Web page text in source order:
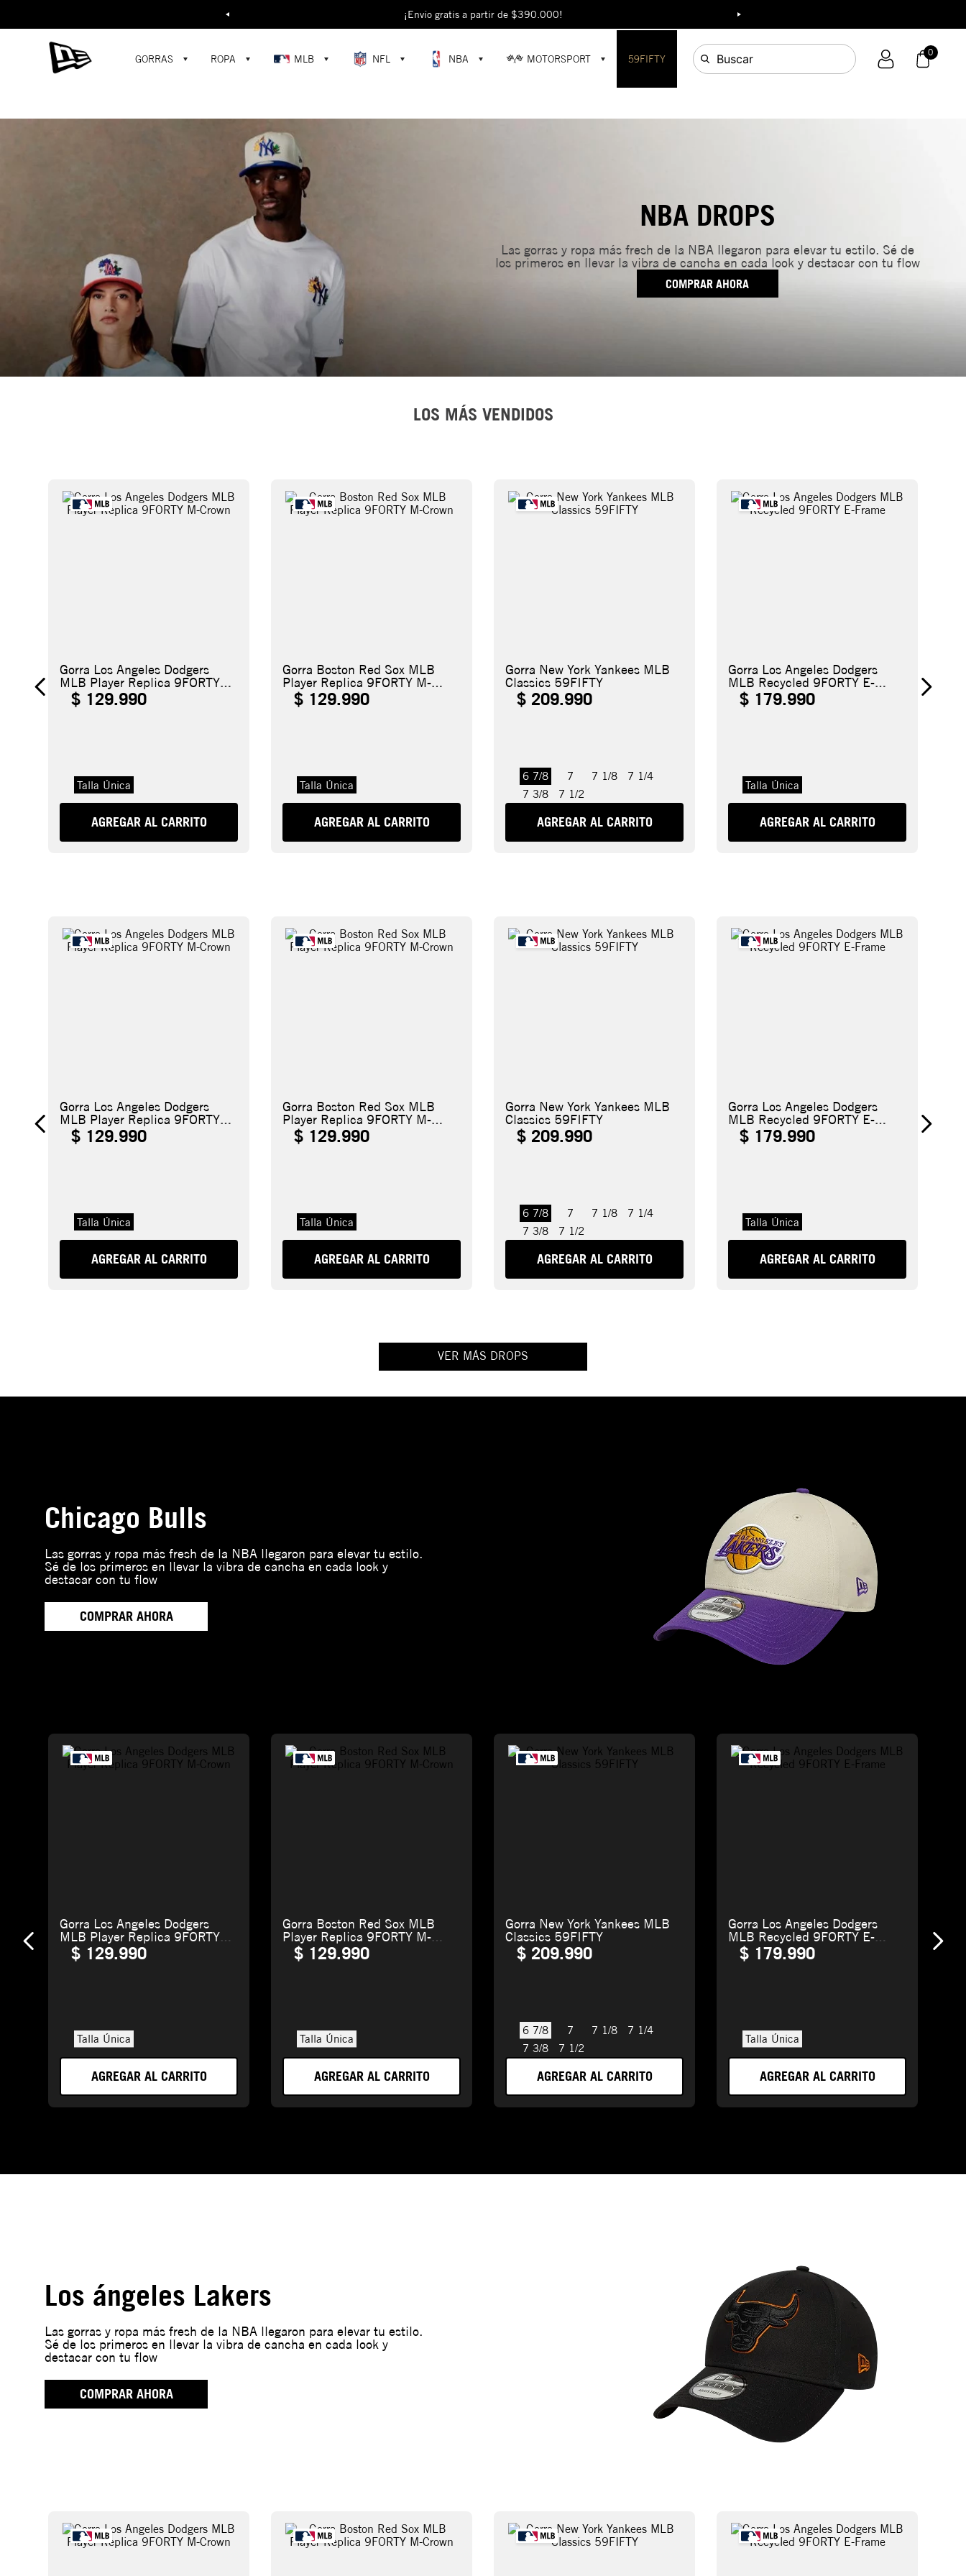
Buscar... ¡Envío gratis a partir de $390.000!
GORRAS ROPA MLB NFL NBA MOTORSPORT 59FIFTY Buscar 0
NBA DROPS
Las gorras y ropa más fresh de la NBA llegaron para elevar tu estilo. Sé de
los primeros en llevar la vibra de cancha en cada look y destacar con tu flow
COMPRAR AHORA
LOS MÁS VENDIDOS
Gorra Los Angeles Dodgers
MLB Player Replica 9FORTY
M-Crown
$ 129.990
Talla Única
AGREGAR AL CARRITO
Gorra Boston Red Sox MLB
Player Replica 9FORTY M-
Crown
$ 129.990
Talla Única
AGREGAR AL CARRITO
Gorra New York Yankees MLB
Classics 59FIFTY
$ 209.990
6 7/8
7 3/8
7
7 1/2
7 1/4
7 1/8
AGREGAR AL CARRITO
Gorra Los Angeles Dodgers
MLB Recycled 9FORTY E-
Frame
$ 179.990
Talla Única
AGREGAR AL CARRITO
Gorra Los Angeles Dodgers
MLB Player Replica 9FORTY
M-Crown
$ 129.990
Talla Única
AGREGAR AL CARRITO
Gorra Boston Red Sox MLB
Player Replica 9FORTY M-
Crown
$ 129.990
Talla Única
AGREGAR AL CARRITO
Gorra New York Yankees MLB
Classics 59FIFTY
$ 209.990
6 7/8
7 3/8
7
7 1/2
7 1/4
7 1/8
AGREGAR AL CARRITO
Gorra Los Angeles Dodgers
MLB Recycled 9FORTY E-
Frame
$ 179.990
Talla Única
AGREGAR AL CARRITO
VER MÁS DROPS
Chicago Bulls
Las gorras y ropa más fresh de la NBA llegaron para elevar tu estilo.
Sé de los primeros en llevar la vibra de cancha en cada look y
destacar con tu flow
COMPRAR AHORA
Gorra Los Angeles Dodgers
MLB Player Replica 9FORTY
M-Crown
$ 129.990
Talla Única
AGREGAR AL CARRITO
Gorra Boston Red Sox MLB
Player Replica 9FORTY M-
Crown
$ 129.990
Talla Única
AGREGAR AL CARRITO
Gorra New York Yankees MLB
Classics 59FIFTY
$ 209.990
6 7/8
7 3/8
7
7 1/2
7 1/4
7 1/8
AGREGAR AL CARRITO
Gorra Los Angeles Dodgers
MLB Recycled 9FORTY E-
Frame
$ 179.990
Talla Única
AGREGAR AL CARRITO
Los ángeles Lakers
Las gorras y ropa más fresh de la NBA llegaron para elevar tu estilo.
Sé de los primeros en llevar la vibra de cancha en cada look y
destacar con tu flow
COMPRAR AHORA